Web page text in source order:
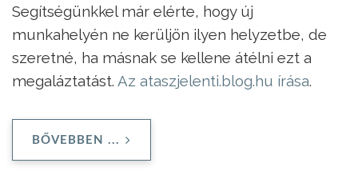
Segítségünkkel már elérte, hogy új
munkahelyén ne kerüljön ilyen helyzetbe, de
szeretné, ha másnak se kellene átélni ezt a
megaláztatást. Az ataszjelenti.blog.hu írása.
BŐVEBBEN ...